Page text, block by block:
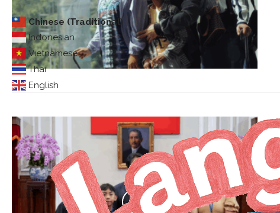
Chinese (Traditional)
Indonesian
Vietnamese
Thai
English